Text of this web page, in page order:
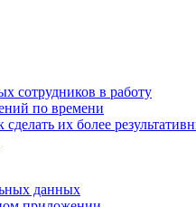
сотрудников в работу
по времени
их более
данных